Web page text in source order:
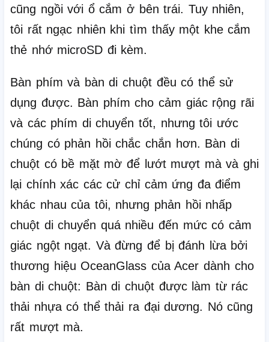
cũng ngồi với ổ cắm ở bên trái. Tuy nhiên,
tôi rất ngạc nhiên khi tìm thấy một khe cắm
thẻ nhớ microSD đi kèm.
Bàn phím và bàn di chuột đều có thể sử
dụng được. Bàn phím cho cảm giác rộng rãi
và các phím di chuyển tốt, nhưng tôi ước
chúng có phản hồi chắc chắn hơn. Bàn di
chuột có bề mặt mờ để lướt mượt mà và ghi
lại chính xác các cử chỉ cảm ứng đa điểm
khác nhau của tôi, nhưng phản hồi nhấp
chuột di chuyển quá nhiều đến mức có cảm
giác ngột ngạt. Và đừng để bị đánh lừa bởi
thương hiệu OceanGlass của Acer dành cho
bàn di chuột: Bàn di chuột được làm từ rác
thải nhựa có thể thải ra đại dương. Nó cũng
rất mượt mà.